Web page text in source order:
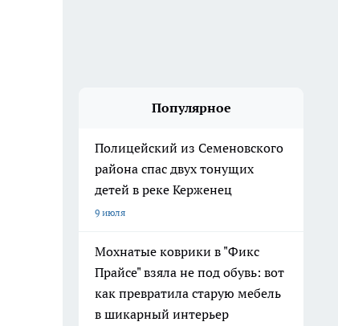
Популярное
Полицейский из Семеновского
района спас двух тонущих
детей в реке Керженец
9 июля
Мохнатые коврики в "Фикс
Прайсе" взяла не под обувь: вот
как превратила старую мебель
в шикарный интерьер